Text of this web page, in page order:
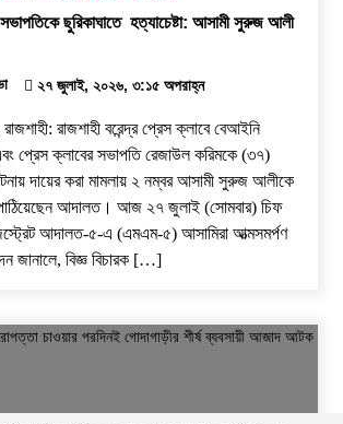
সভাপতিকে ছুরিকাঘাতে হত্যাচেষ্টা: আসামী সুরুজ আলী
২৭ জুলাই, ২০২৬, ৩:১৫ অপরাহ্ন
​রাজশাহী বরেন্দ্র প্রেস ক্লাবে বেআইনি
প্রেস ক্লাবের সভাপতি রেজাউল করিমকে (৩৭)
দায়ের করা মামলায় ২ নম্বর আসামী সুরুজ আলীকে
আদালত। ​আজ ২৭ জুলাই (সোমবার) চিফ
আদালত-৫-এ (এমএম-৫) আসামিরা আত্মসমর্পণ
জানালে, বিজ্ঞ বিচারক […]